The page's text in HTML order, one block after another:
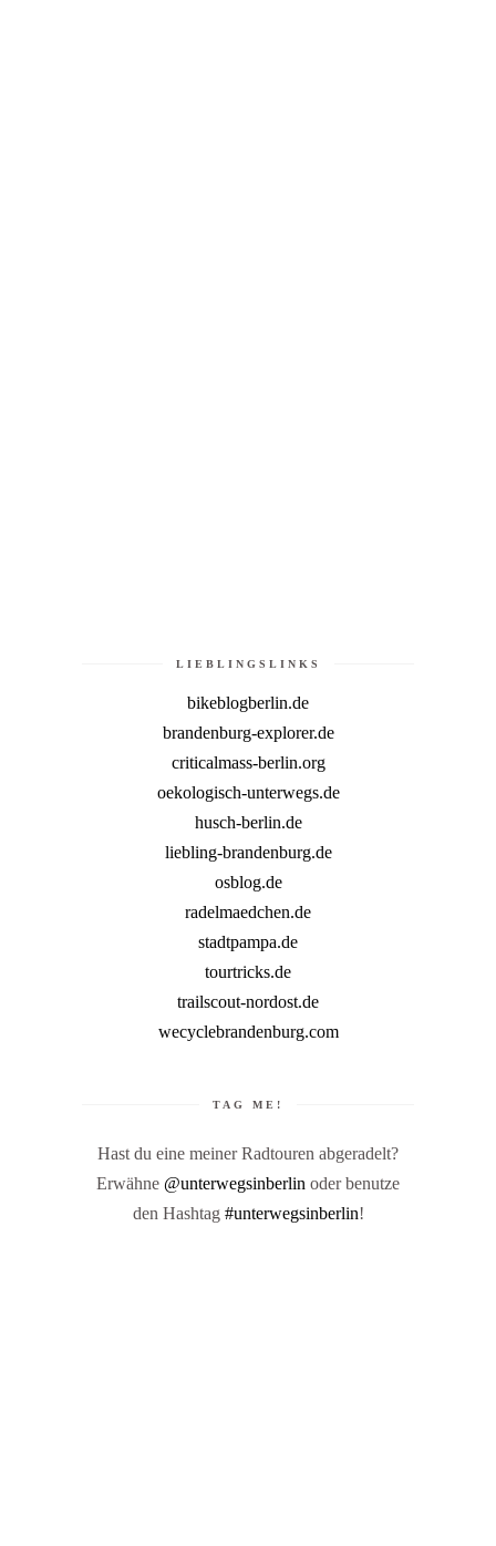
LIEBLINGSLINKS
bikeblogberlin.de
brandenburg-explorer.de
criticalmass-berlin.org
oekologisch-unterwegs.de
husch-berlin.de
liebling-brandenburg.de
osblog.de
radelmaedchen.de
stadtpampa.de
tourtricks.de
trailscout-nordost.de
wecyclebrandenburg.com
TAG ME!
Hast du eine meiner Radtouren abgeradelt?
Erwähne @unterwegsinberlin oder benutze
den Hashtag #unterwegsinberlin!